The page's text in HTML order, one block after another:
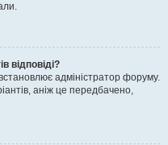
відповіді?
встановлює адміністратор форуму.
аніж це передбачено,